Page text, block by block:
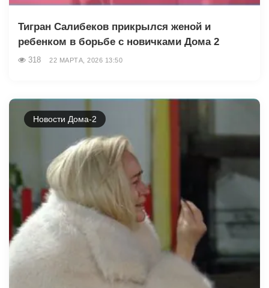
Тигран Салибеков прикрылся женой и
ребенком в борьбе с новичками Дома 2
318 22 МАРТА, 2026 13:50
Новости Дома-2